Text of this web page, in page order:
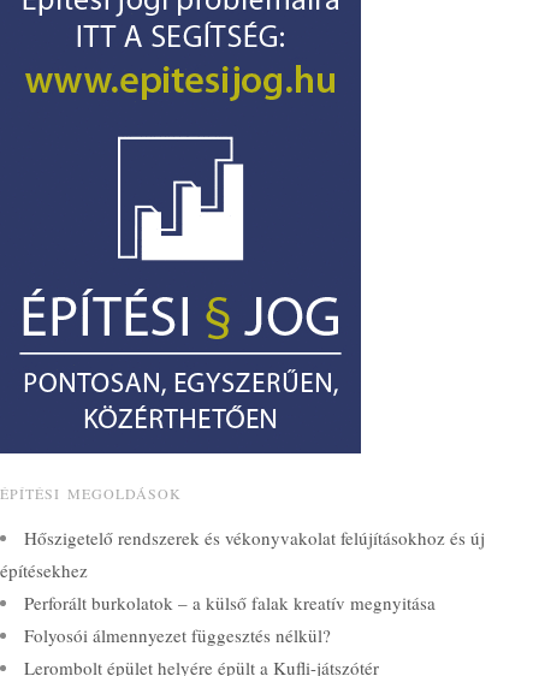
ÉPÍTÉSI MEGOLDÁSOK
Hőszigetelő rendszerek és vékonyvakolat felújításokhoz és új
építésekhez
Perforált burkolatok – a külső falak kreatív megnyitása
Folyosói álmennyezet függesztés nélkül?
Lerombolt épület helyére épült a Kufli-játszótér